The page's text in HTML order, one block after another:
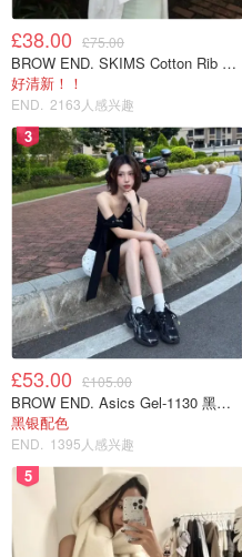
所需的各种维生素，有益健
足了你的视觉神经，更大大
唇齿留香。
科学研究表明吃甜的东西可
对于有焦虑症的人，有很好
一起来学做水果蛋糕吧！蛋
糊：鸡蛋4个 低筋面粉40克
油30克 糖55克。B.淡奶油
水果的品种和份量随自己喜
方便一点。如果用新鲜水果
用。
£38.00 £75.00
BROW END. SKIMS Cotton Rib 长款背心连衣裙 薄荷绿
好清新！！
END. 2163人感兴趣
3
£53.00 £105.00
BROW END. Asics Gel-1130 黑色运动鞋
黑银配色
END. 1395人感兴趣
5